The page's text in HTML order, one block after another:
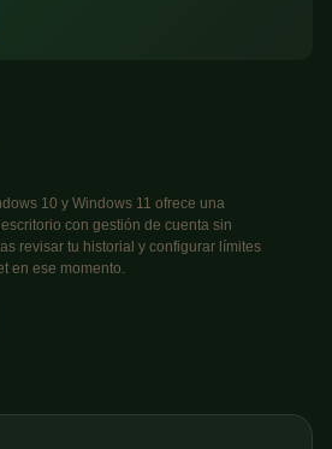
10 y Windows 11 ofrece una
con gestión de cuenta sin
revisar tu historial y configurar límites
en ese momento.